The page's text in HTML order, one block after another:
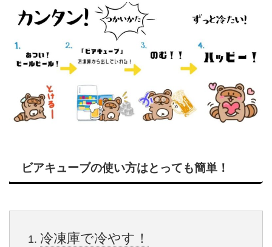
ビアキューブの使い方はとっても簡単！
冷凍庫で冷やす！